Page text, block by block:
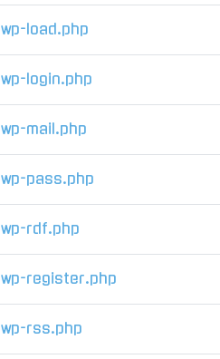
wp-load.php
wp-login.php
wp-mail.php
wp-pass.php
wp-rdf.php
wp-register.php
wp-rss.php